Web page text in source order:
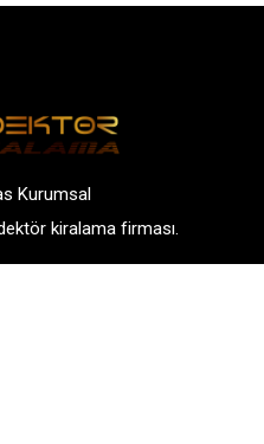
Kurumsal
kiralama firması.